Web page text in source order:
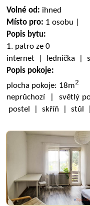
Volné od: ihned
Místo pro: 1 osobu |
Popis bytu:
1. patro ze 0
internet | lednička |
Popis pokoje:
plocha pokoje: 18m2
neprůchozí | světlý
postel | skříň | stůl